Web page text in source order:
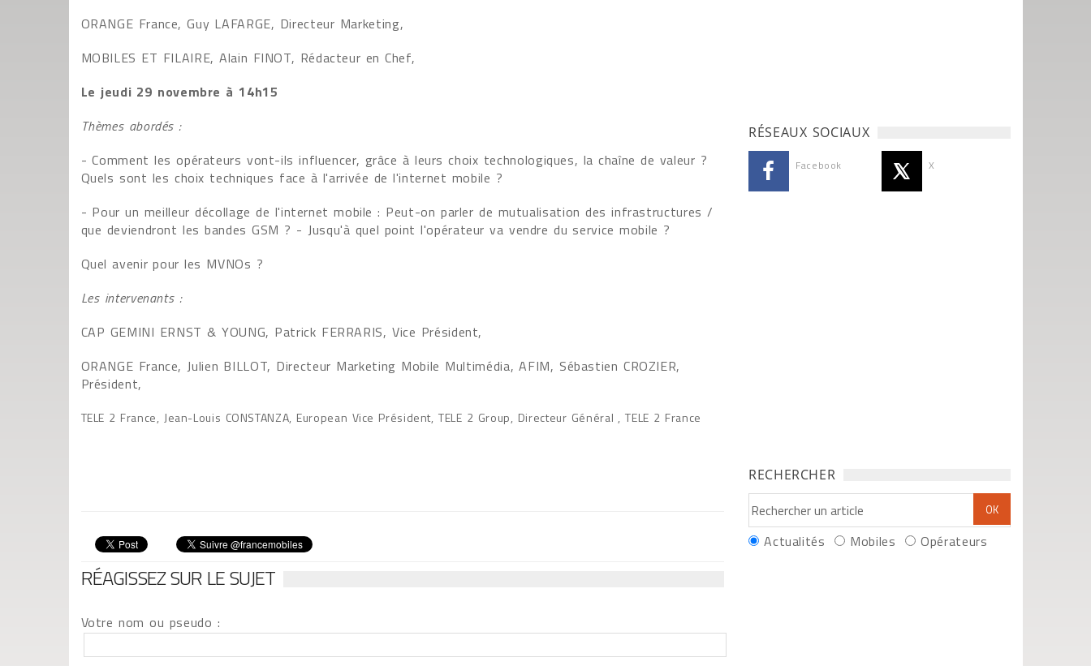
ORANGE France, Guy LAFARGE, Directeur Marketing,
MOBILES ET FILAIRE, Alain FINOT, Rédacteur en Chef,
Le jeudi 29 novembre à 14h15
Thèmes abordés :
- Comment les opérateurs vont-ils influencer, grâce à leurs choix technologiques, la chaîne de valeur ?
Quels sont les choix techniques face à l'arrivée de l'internet mobile ?
- Pour un meilleur décollage de l'internet mobile : Peut-on parler de mutualisation des infrastructures /
que deviendront les bandes GSM ? - Jusqu'à quel point l'opérateur va vendre du service mobile ?
Quel avenir pour les MVNOs ?
Les intervenants :
CAP GEMINI ERNST & YOUNG, Patrick FERRARIS, Vice Président,
ORANGE France, Julien BILLOT, Directeur Marketing Mobile Multimédia, AFIM, Sébastien CROZIER,
Président,
TELE 2 France, Jean-Louis CONSTANZA, European Vice Président, TELE 2 Group, Directeur Général , TELE 2 France
RÉAGISSEZ SUR LE SUJET
Votre nom ou pseudo :
RÉSEAUX SOCIAUX
Facebook X
RECHERCHER
Actualités Mobiles Opérateurs